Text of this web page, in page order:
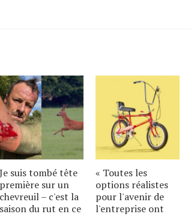
Je suis tombé tête
première sur un
chevreuil – c'est la
saison du rut en ce
« Toutes les
options réalistes
pour l'avenir de
l'entreprise ont